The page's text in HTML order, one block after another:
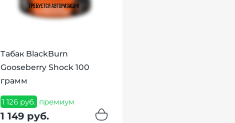
Табак BlackBurn
Gooseberry Shock 100
грамм
1 126 руб. премиум
1 149 руб.